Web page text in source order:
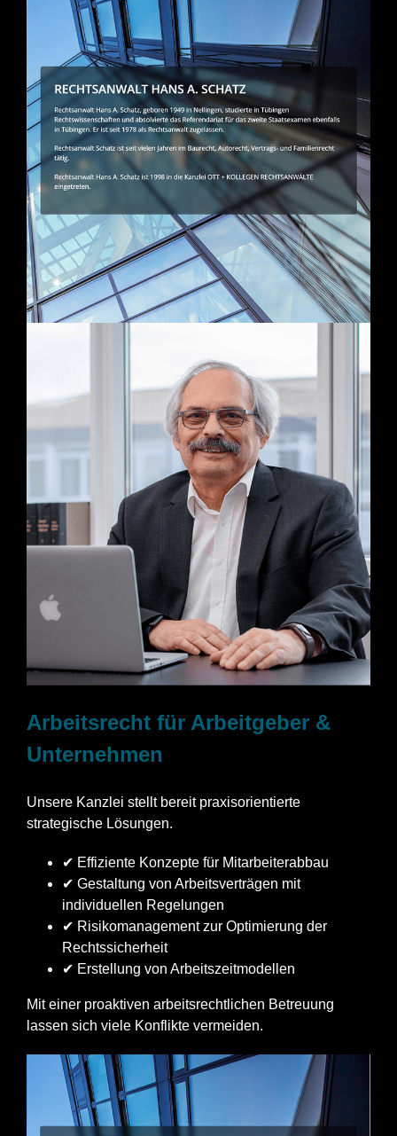
Arbeitsrecht für Arbeitgeber &
Unternehmen
Unsere Kanzlei stellt bereit praxisorientierte
strategische Lösungen.
✔ Effiziente Konzepte für Mitarbeiterabbau
✔ Gestaltung von Arbeitsverträgen mit
individuellen Regelungen
✔ Risikomanagement zur Optimierung der
Rechtssicherheit
✔ Erstellung von Arbeitszeitmodellen
Mit einer proaktiven arbeitsrechtlichen Betreuung
lassen sich viele Konflikte vermeiden.